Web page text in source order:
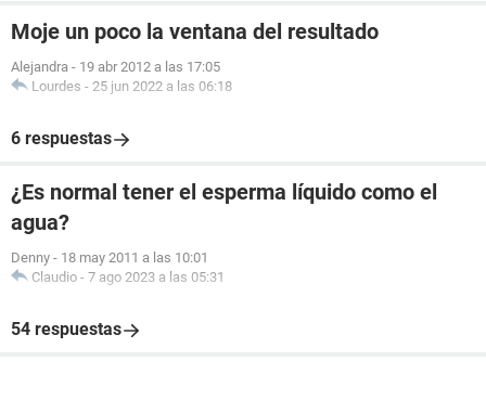
Moje un poco la ventana del resultado
Alejandra - 19 abr 2012 a las 17:05
Lourdes - 25 jun 2022 a las 06:18
6 respuestas
¿Es normal tener el esperma líquido como el
agua?
Denny - 18 may 2011 a las 10:01
Claudio - 7 ago 2023 a las 05:31
54 respuestas